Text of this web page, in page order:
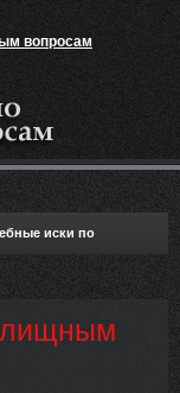
вопросам
иски по